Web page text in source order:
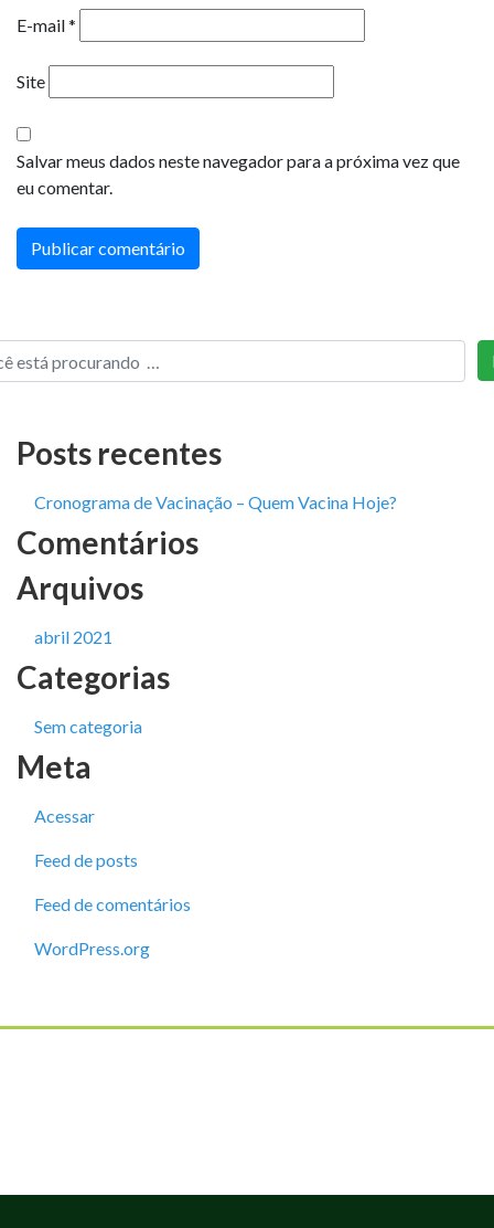
E-mail*
Site
Salvar meus dados neste navegador para a próxima vez que
eu comentar.
Posts recentes
Cronograma de Vacinação – Quem Vacina Hoje?
Comentários
Arquivos
abril 2021
Categorias
Sem categoria
Meta
Acessar
Feed de posts
Feed de comentários
WordPress.org